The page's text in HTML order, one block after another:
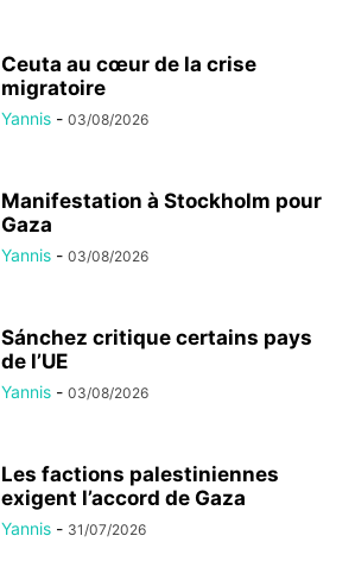
Ceuta au cœur de la crise
migratoire
Yannis - 03/08/2026
Manifestation à Stockholm pour
Gaza
Yannis - 03/08/2026
Sánchez critique certains pays
de l’UE
Yannis - 03/08/2026
Les factions palestiniennes
exigent l’accord de Gaza
Yannis - 31/07/2026